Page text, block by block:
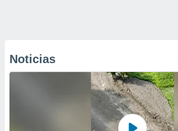
Noticias